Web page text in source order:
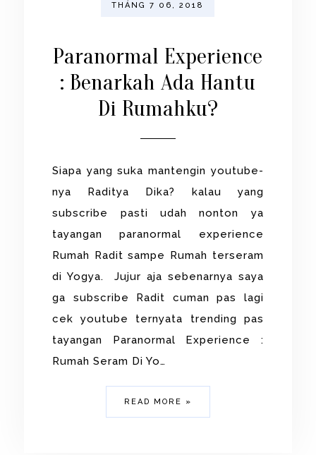
THÁNG 7 06, 2018
Paranormal Experience
: Benarkah Ada Hantu
Di Rumahku?
Siapa yang suka mantengin youtube-
nya Raditya Dika? kalau yang
subscribe pasti udah nonton ya
tayangan paranormal experience
Rumah Radit sampe Rumah terseram
di Yogya. Jujur aja sebenarnya saya
ga subscribe Radit cuman pas lagi
cek youtube ternyata trending pas
tayangan Paranormal Experience :
Rumah Seram Di Yo…
READ MORE »